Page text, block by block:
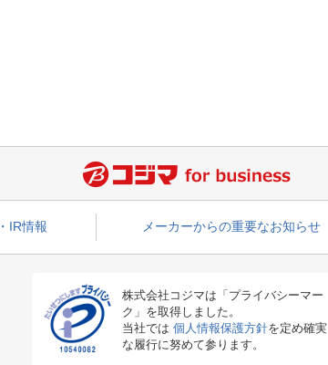
IR情報 メーカーからの重要なお知らせ
株式会社コジマは「プライバシーマー
ク」を取得しました。
当社では 個人情報保護方針を定め確実
な履行に努めて参ります。